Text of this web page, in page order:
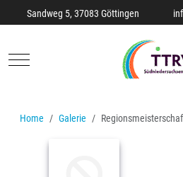
Sandweg 5, 37083 Göttingen
Mobile Menu Toggle
Home Galerie